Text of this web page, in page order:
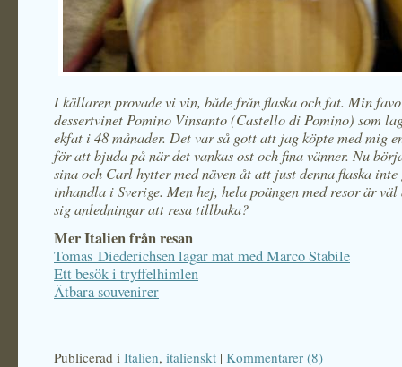
I källaren provade vi vin, både från flaska och fat. Min
dessertvinet Pomino Vinsanto (Castello di Pomino) som
ekfat i 48 månader. Det var så gott att jag köpte med mig
för att bjuda på när det vankas ost och fina vänner. Nu
sina och Carl hytter med näven åt att just denna flaska
inhandla i Sverige. Men hej, hela poängen med resor är
sig anledningar att resa tillbaka?
Mer Italien från resan
Tomas Diederichsen lagar mat med Marco Stabile
Ett besök i tryffelhimlen
Ätbara souvenirer
Publicerad i Italien, italienskt | Kommentarer (8)